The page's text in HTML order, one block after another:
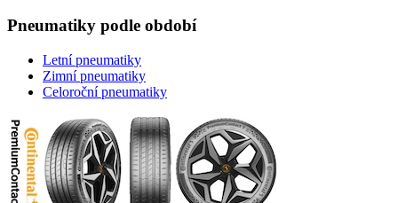
Pneumatiky podle období
Letní pneumatiky
Zimní pneumatiky
Celoroční pneumatiky